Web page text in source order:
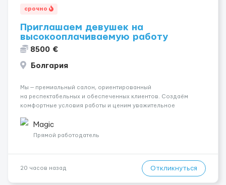
срочно
Приглашаем девушек на
высокооплачиваемую работу
8500 €
Болгария
Мы — премиальный салон, ориентированный
на респектабельных и обеспеченных клиентов. Создаём
комфортные условия работы и ценим уважительное
💎 Высокий доход — от 2000 € в неделю и выше 💎 Честная
сис...
Magic
Прямой работодатель
20 часов назад Откликнуться